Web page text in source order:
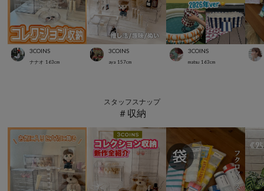
3COINS
ナナオ 163cm
3COINS
aya 157cm
3COINS
matsu 163cm
スタッフスナップ
＃収納